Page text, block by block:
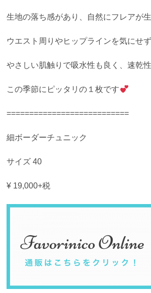
生地の落ち感があり、自然にフレアが生
ウエスト周りやヒップラインを気にせ
やさしい肌触りで吸水性も良く、速乾
この季節にピッタリの１枚です
===========================
細ボーダーチュニック
サイズ 40
¥ 19,000+税